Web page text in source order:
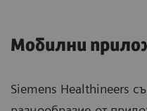
Мобилни
Siemens Healthineers